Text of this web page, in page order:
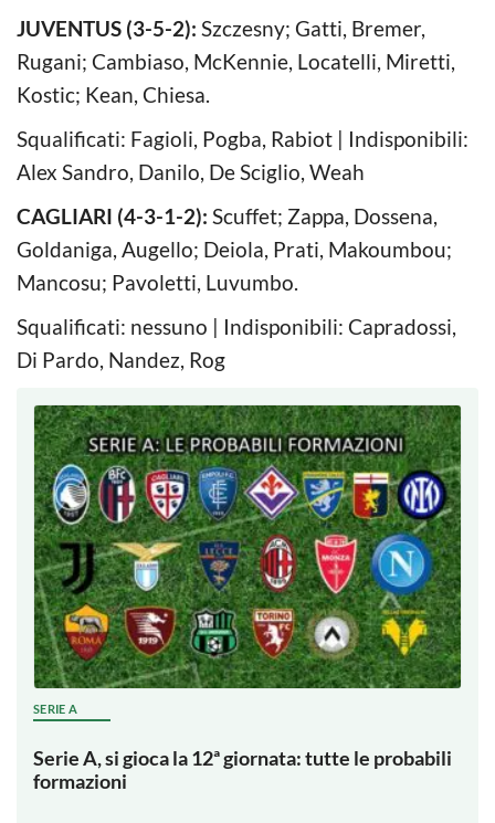
JUVENTUS (3-5-2): Szczesny; Gatti, Bremer,
Rugani; Cambiaso, McKennie, Locatelli, Miretti,
Kostic; Kean, Chiesa.
Squalificati: Fagioli, Pogba, Rabiot | Indisponibili:
Alex Sandro, Danilo, De Sciglio, Weah
CAGLIARI (4-3-1-2): Scuffet; Zappa, Dossena,
Goldaniga, Augello; Deiola, Prati, Makoumbou;
Mancosu; Pavoletti, Luvumbo.
Squalificati: nessuno | Indisponibili: Capradossi,
Di Pardo, Nandez, Rog
SERIE A
Serie A, si gioca la 12ª giornata: tutte le probabili
formazioni